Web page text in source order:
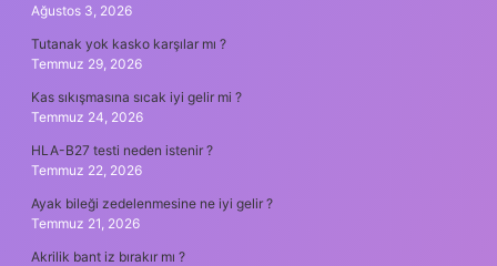
Ağustos 3, 2026
Tutanak yok kasko karşılar mı ?
Temmuz 29, 2026
Kas sıkışmasına sıcak iyi gelir mi ?
Temmuz 24, 2026
HLA-B27 testi neden istenir ?
Temmuz 22, 2026
Ayak bileği zedelenmesine ne iyi gelir ?
Temmuz 21, 2026
Akrilik bant iz bırakır mı ?